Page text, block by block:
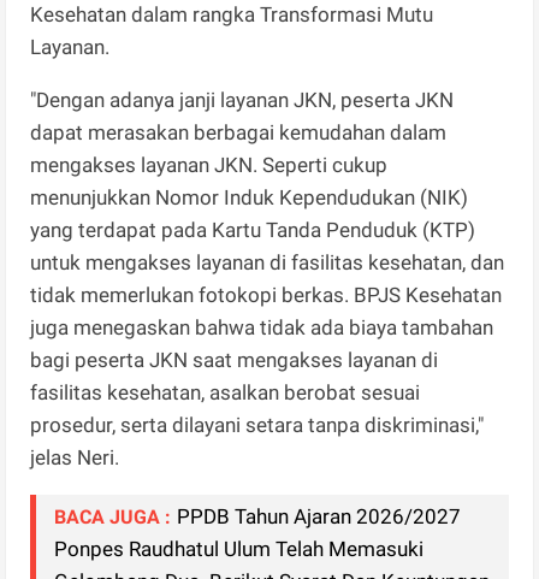
Kesehatan dalam rangka Transformasi Mutu
Layanan.
"Dengan adanya janji layanan JKN, peserta JKN
dapat merasakan berbagai kemudahan dalam
mengakses layanan JKN. Seperti cukup
menunjukkan Nomor Induk Kependudukan (NIK)
yang terdapat pada Kartu Tanda Penduduk (KTP)
untuk mengakses layanan di fasilitas kesehatan, dan
tidak memerlukan fotokopi berkas. BPJS Kesehatan
juga menegaskan bahwa tidak ada biaya tambahan
bagi peserta JKN saat mengakses layanan di
fasilitas kesehatan, asalkan berobat sesuai
prosedur, serta dilayani setara tanpa diskriminasi,"
jelas Neri.
BACA JUGA : PPDB Tahun Ajaran 2026/2027
Ponpes Raudhatul Ulum Telah Memasuki